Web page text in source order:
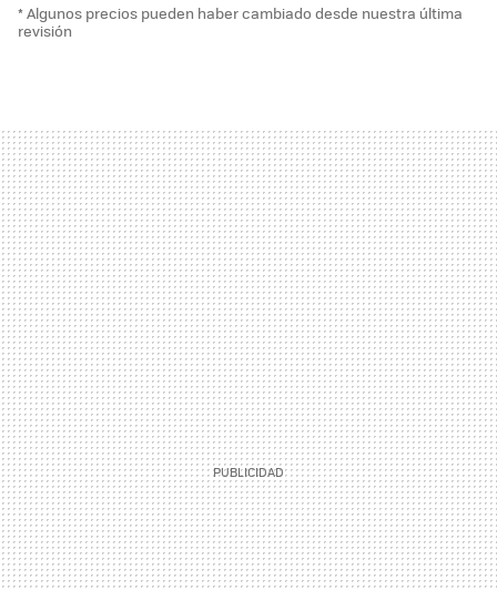
* Algunos precios pueden haber cambiado desde nuestra última
revisión